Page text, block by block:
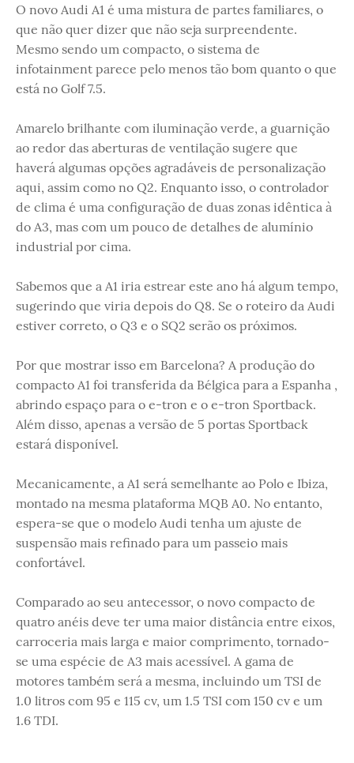
O novo Audi A1 é uma mistura de partes familiares, o
que não quer dizer que não seja surpreendente.
Mesmo sendo um compacto, o sistema de
infotainment parece pelo menos tão bom quanto o que
está no Golf 7.5.
Amarelo brilhante com iluminação verde, a guarnição
ao redor das aberturas de ventilação sugere que
haverá algumas opções agradáveis ​​de personalização
aqui, assim como no Q2. Enquanto isso, o controlador
de clima é uma configuração de duas zonas idêntica à
do A3, mas com um pouco de detalhes de alumínio
industrial por cima.
Sabemos que a A1 iria estrear este ano há algum tempo,
sugerindo que viria depois do Q8. Se o roteiro da Audi
estiver correto, o Q3 e o SQ2 serão os próximos.
Por que mostrar isso em Barcelona? A produção do
compacto A1 foi transferida da Bélgica para a Espanha ,
abrindo espaço para o e-tron e o e-tron Sportback.
Além disso, apenas a versão de 5 portas Sportback
estará disponível.
Mecanicamente, a A1 será semelhante ao Polo e Ibiza,
montado na mesma plataforma MQB A0. No entanto,
espera-se que o modelo Audi tenha um ajuste de
suspensão mais refinado para um passeio mais
confortável.
Comparado ao seu antecessor, o novo compacto de
quatro anéis deve ter uma maior distância entre eixos,
carroceria mais larga e maior comprimento, tornado-
se uma espécie de A3 mais acessível. A gama de
motores também será a mesma, incluindo um TSI de
1.0 litros com 95 e 115 cv, um 1.5 TSI com 150 cv e um
1.6 TDI.